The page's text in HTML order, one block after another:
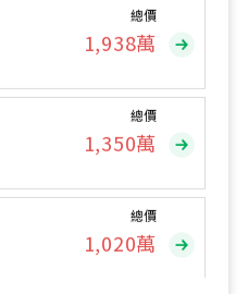
1,938萬
總價
1,350萬
總價
1,020萬